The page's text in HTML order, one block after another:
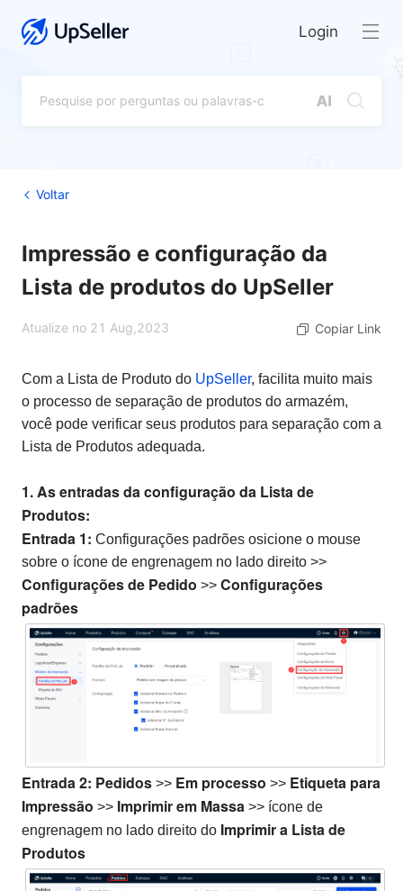
Login
Voltar
Impressão e configuração da
Lista de produtos do UpSeller
Atualize no 21 Aug,2023 Copiar Link
Com a Lista de Produto do UpSeller, facilita muito mais
o processo de separação de produtos do armazém,
você pode verificar seus produtos para separação com a
Lista de Produtos adequada.
1. As entradas da configuração da Lista de
Produtos:
Entrada 1: Configurações padrões osicione o mouse
sobre o ícone de engrenagem no lado direito >>
Configurações de Pedido >> Configurações
padrões
Entrada 2: Pedidos >> Em processo >> Etiqueta para
Impressão >> Imprimir em Massa >> ícone de
engrenagem no lado direito do Imprimira Lista de
Produtos